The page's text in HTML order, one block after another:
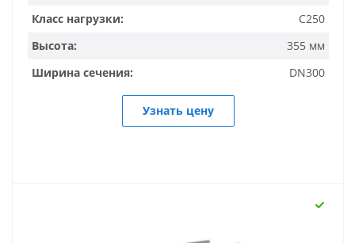
Класс нагрузки:
C250
Высота:
355 мм
Ширина сечения:
DN300
Узнать цену